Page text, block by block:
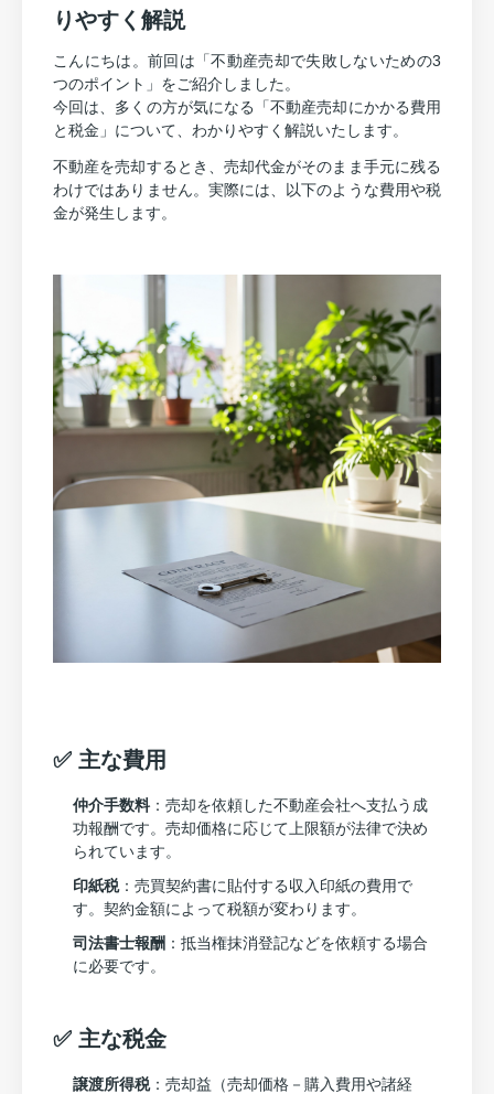
りやすく解説
こんにちは。前回は「不動産売却で失敗しないための3
つのポイント」をご紹介しました。
今回は、多くの方が気になる「不動産売却にかかる費用
と税金」について、わかりやすく解説いたします。
不動産を売却するとき、売却代金がそのまま手元に残る
わけではありません。実際には、以下のような費用や税
金が発生します。
✅ 主な費用
仲介手数料：売却を依頼した不動産会社へ支払う成
功報酬です。売却価格に応じて上限額が法律で決め
られています。
印紙税：売買契約書に貼付する収入印紙の費用で
す。契約金額によって税額が変わります。
司法書士報酬 ：抵当権抹消登記などを依頼する場合
に必要です。
✅ 主な税金
譲渡所得税：売却益（売却価格－購入費用や諸経